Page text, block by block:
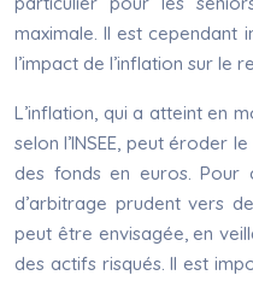
maximale. Il est
l’impact de l’inflation sur le
L’inflation, qui a atteint en
selon l’INSEE, peut éroder
des fonds en euros.
d’arbitrage prudent vers
peut être envisagée, en
des actifs risqués. Il est